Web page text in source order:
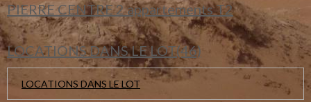
PIERRE CENTRE 2 appartements T2
LOCATIONS DANS LE LOT(46)
LOCATIONS DANS LE LOT